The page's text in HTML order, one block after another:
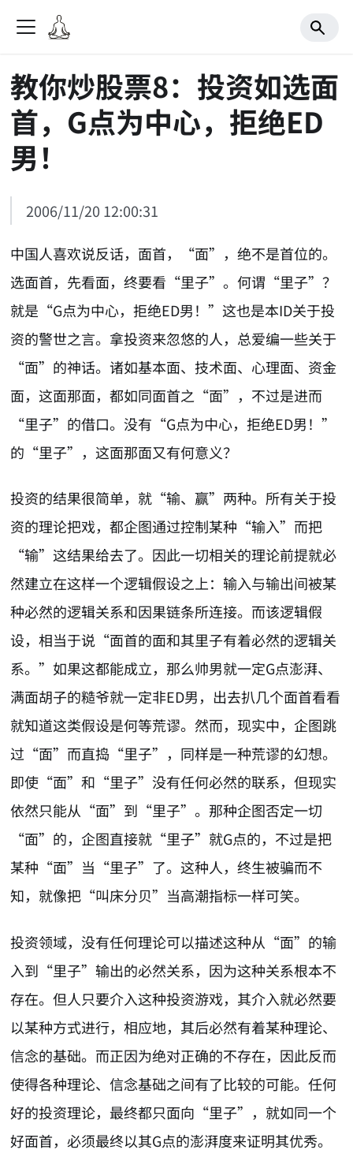
教你炒股票8：投资如选面
首，G点为中心，拒绝ED
男！
2006/11/20 12:00:31
中国人喜欢说反话，面首，“面”，绝不是首位的。
选面首，先看面，终要看“里子”。何谓“里子”？
就是“G点为中心，拒绝ED男！”这也是本ID关于投
资的警世之言。拿投资来忽悠的人，总爱编一些关于
“面”的神话。诸如基本面、技术面、心理面、资金
面，这面那面，都如同面首之“面”，不过是进而
“里子”的借口。没有“G点为中心，拒绝ED男！”
的“里子”，这面那面又有何意义？
投资的结果很简单，就“输、赢”两种。所有关于投
资的理论把戏，都企图通过控制某种“输入”而把
“输”这结果给去了。因此一切相关的理论前提就必
然建立在这样一个逻辑假设之上：输入与输出间被某
种必然的逻辑关系和因果链条所连接。而该逻辑假
设，相当于说“面首的面和其里子有着必然的逻辑关
系。”如果这都能成立，那么帅男就一定G点澎湃、
满面胡子的糙爷就一定非ED男，出去扒几个面首看看
就知道这类假设是何等荒谬。然而，现实中，企图跳
过“面”而直捣“里子”，同样是一种荒谬的幻想。
即使“面”和“里子”没有任何必然的联系，但现实
依然只能从“面”到“里子”。那种企图否定一切
“面”的，企图直接就“里子”就G点的，不过是把
某种“面”当“里子”了。这种人，终生被骗而不
知，就像把“叫床分贝”当高潮指标一样可笑。
投资领域，没有任何理论可以描述这种从“面”的输
入到“里子”输出的必然关系，因为这种关系根本不
存在。但人只要介入这种投资游戏，其介入就必然要
以某种方式进行，相应地，其后必然有着某种理论、
信念的基础。而正因为绝对正确的不存在，因此反而
使得各种理论、信念基础之间有了比较的可能。任何
好的投资理论，最终都只面向“里子”，就如同一个
好面首，必须最终以其G点的澎湃度来证明其优秀。